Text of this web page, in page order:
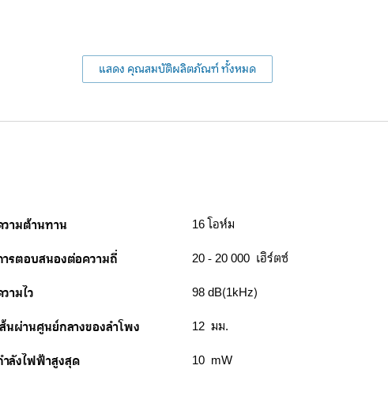
แสดง คุณสมบัติผลิตภัณฑ์ ทั้งหมด
วามต้านทาน 16 โอห์ม
รตอบสนองต่อความถี่ 20 - 20 000 เฮิร์ตซ์
ามไว 98 dB(1kHz)
ส้นผ่านศูนย์กลางของลำโพง 12 มม.
ลังไฟฟ้าสูงสุด 10 mW